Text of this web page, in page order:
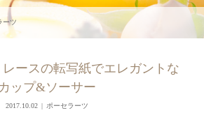
ーツ
ースの転写紙でエレガントな
カップ&ソーサー
2017.10.02 ポーセラーツ